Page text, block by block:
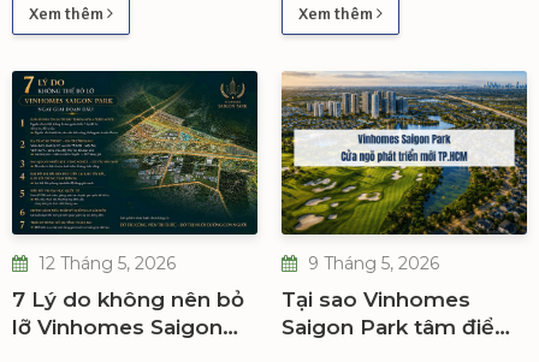
Saigon Park
Xem thêm
mua
Xem thêm
12 Tháng 5, 2026
7 Lý do không nên bỏ
lỡ Vinhomes Saigon
9 Tháng 5, 2026
Tại sao Vinhomes
Saigon Park tâm điểm